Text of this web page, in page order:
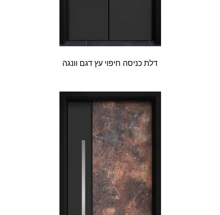
דלת כניסה חיפוי עץ דגם וונגה